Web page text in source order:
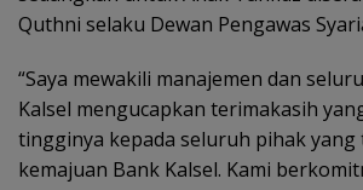
Quthni selaku Dewan Pengawas
“Saya mewakili manajemen dan
Kalsel mengucapkan terimakasih
tingginya kepada seluruh pihak
kemajuan Bank Kalsel. Kami